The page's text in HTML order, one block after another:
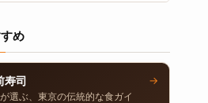
め
寿司
選ぶ、東京の伝統的な食ガイ
→